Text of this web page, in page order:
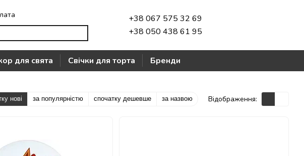
+38 067 575 32 69
+38 050 438 61 95
для свята Свічки для торта Бренди
нові за популярністю спочатку дешевше за назвою Відображення: